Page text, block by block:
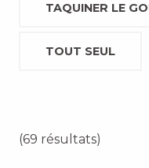
TAQUINER LE
TOUT SEUL
(69 résultats)